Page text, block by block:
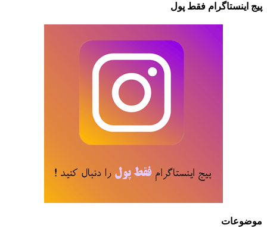
پیج اینستاگرام فقط پول
موضوعات